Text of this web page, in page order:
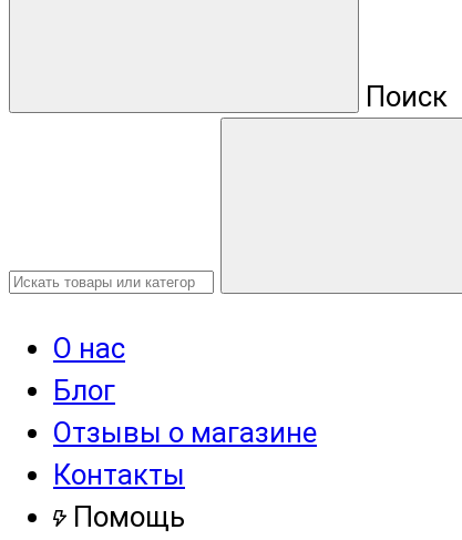
Поиск
О нас
Блог
Отзывы о магазине
Контакты
Помощь